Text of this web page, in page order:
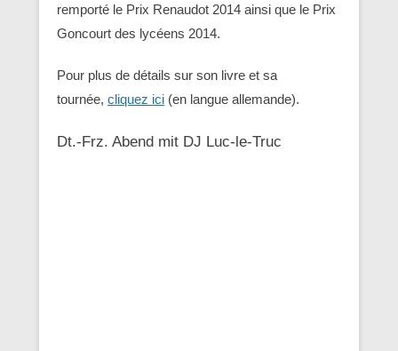
remporté le Prix Renaudot 2014 ainsi que le Prix
Goncourt des lycéens 2014.
Pour plus de détails sur son livre et sa
tournée, cliquez ici (en langue allemande).
Dt.-Frz. Abend mit DJ Luc-le-Truc